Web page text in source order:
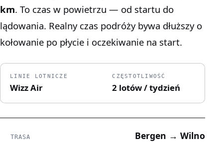
km. To czas w powietrzu — od startu do
lądowania. Realny czas podróży bywa dłuższy o
kołowanie po płycie i oczekiwanie na start.
LINIE LOTNICZE
Wizz Air
CZĘSTOTLIWOŚĆ
2 lotów / tydzień
TRASA Bergen → Wilno